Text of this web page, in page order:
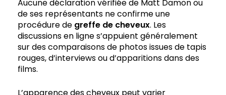
Aucune déclaration vérifiée de Matt Damon ou
de ses représentants ne confirme une
procédure de greffe de cheveux. Les
discussions en ligne s’appuient généralement
sur des comparaisons de photos issues de tapis
rouges, d’interviews ou d’apparitions dans des
films.